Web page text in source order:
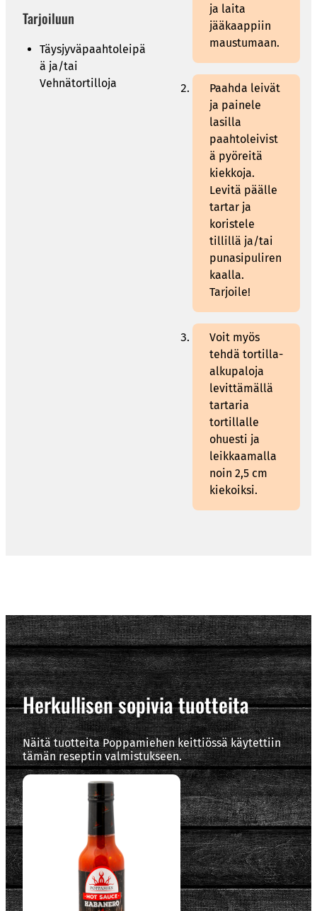
Tarjoiluun
Täysjyväpaahtoleipä
ä ja/tai
Vehnätortilloja
ja laita
jääkaappiin
maustumaan.
Paahda leivät
ja painele
lasilla
paahtoleivist
ä pyöreitä
kiekkoja.
Levitä päälle
tartar ja
koristele
tillillä ja/tai
punasipuliren
kaalla.
Tarjoile!
Voit myös
tehdä tortilla-
alkupaloja
levittämällä
tartaria
tortillalle
ohuesti ja
leikkaamalla
noin 2,5 cm
kiekoiksi.
Herkullisen sopivia tuotteita
Näitä tuotteita Poppamiehen keittiössä käytettiin
tämän reseptin valmistukseen.